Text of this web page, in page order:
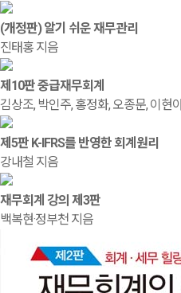
(개정판) 알기 쉬운 재무관리
진태홍 지음
제10판 중급재무회계
김상조, 박인주, 홍정화, 오종문, 이현
제5판 K-IFRS를 반영한 회계원리
강내철 지음
재무회계 강의 제3판
백복현·정부천 지음